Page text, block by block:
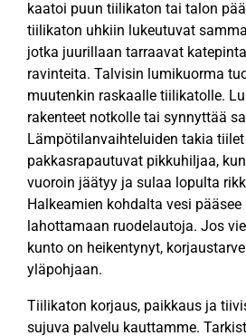
kaatoi puun tiilikaton tai talon
tiilikaton uhkiin lukeutuvat
jotka juurillaan tarraavat
ravinteita. Talvisin lumikuorma
muutenkin raskaalle tiilikatolle.
rakenteet notkolle tai synnyttää
Lämpötilanvaihteluiden takia
pakkasrapautuvat pikkuhiljaa,
vuoroin jäätyy ja sulaa lopulta
Halkeamien kohdalta vesi pääsee
lahottamaan ruodelautoja. Jos
kunto on heikentynyt,
yläpohjaan.
Tiilikaton korjaus, paikkaus ja
sujuva palvelu kauttamme.